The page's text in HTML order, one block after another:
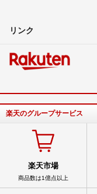
リンク
楽天のグループサービス
楽天市場
商品数は1億点以上